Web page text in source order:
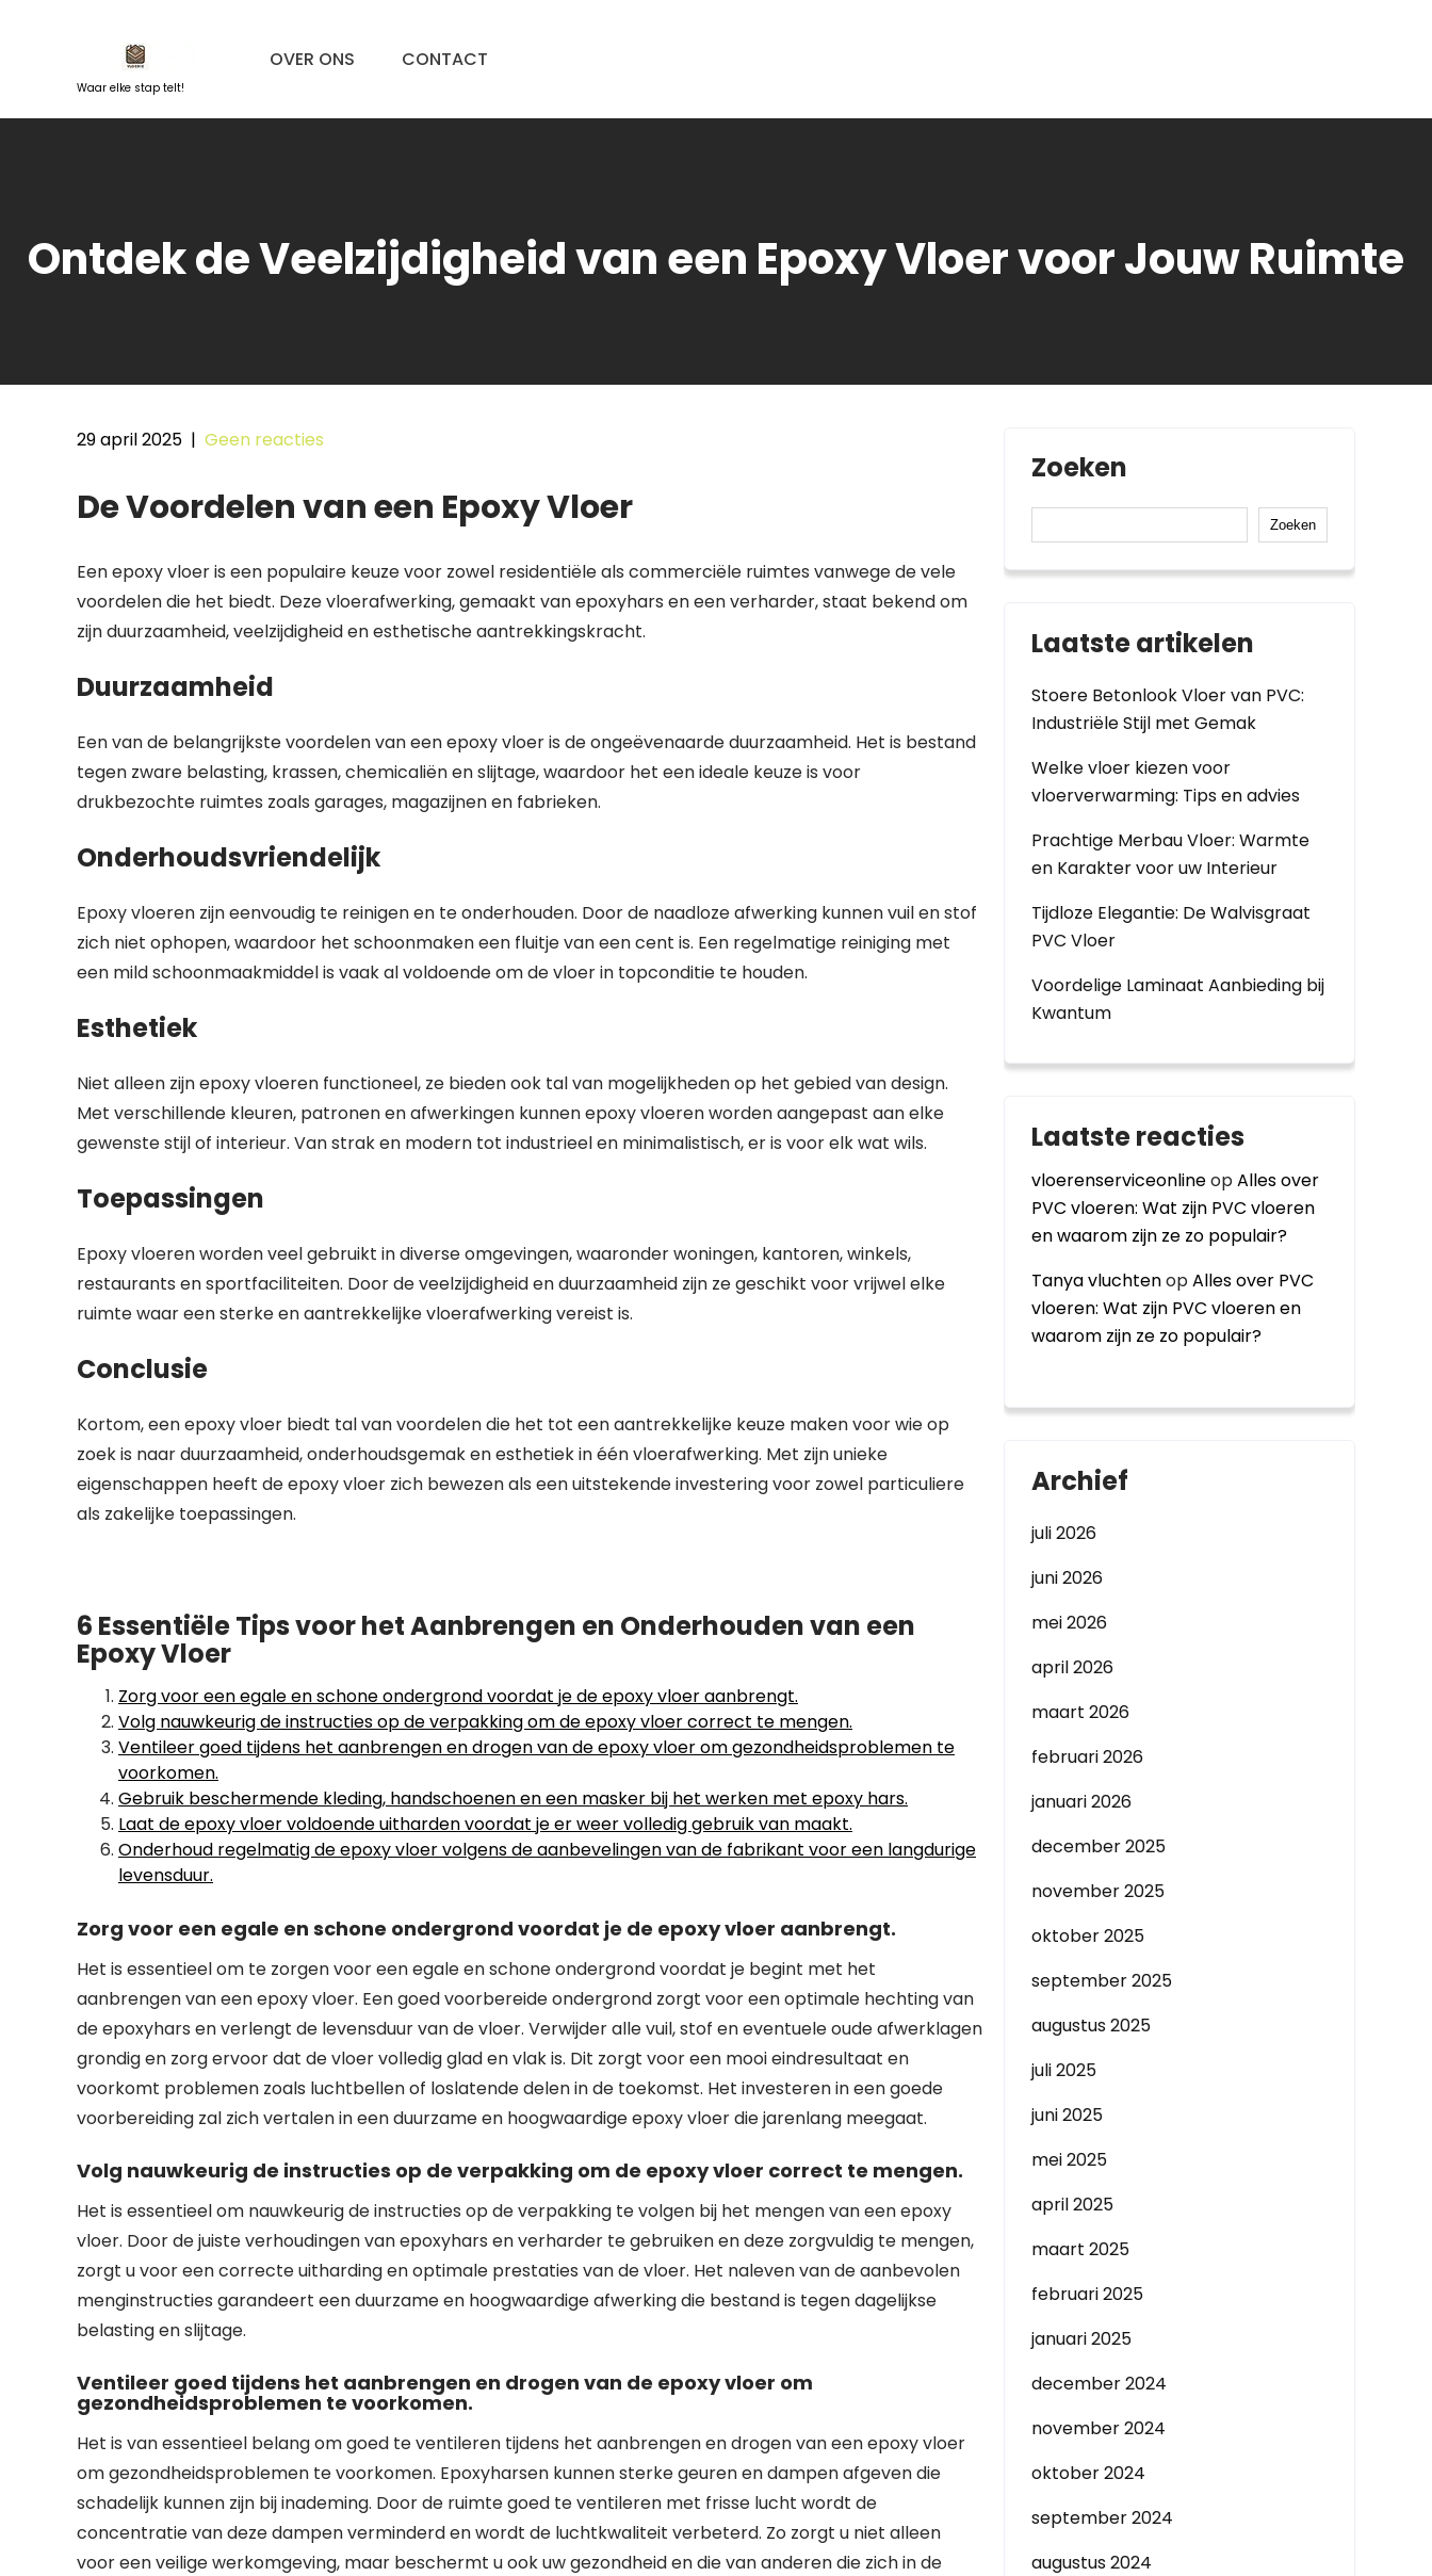
Waar elke stap telt!
OVER ONS CONTACT
Ontdek de Veelzijdigheid van een Epoxy Vloer voor Jouw Ruimte
29 april 2025 | Geen reacties
De Voordelen van een Epoxy Vloer
Een epoxy vloer is een populaire keuze voor zowel residentiële als commerciële ruimtes vanwege de vele
voordelen die het biedt. Deze vloerafwerking, gemaakt van epoxyhars en een verharder, staat bekend om
zijn duurzaamheid, veelzijdigheid en esthetische aantrekkingskracht.
Duurzaamheid
Een van de belangrijkste voordelen van een epoxy vloer is de ongeëvenaarde duurzaamheid. Het is bestand
tegen zware belasting, krassen, chemicaliën en slijtage, waardoor het een ideale keuze is voor
drukbezochte ruimtes zoals garages, magazijnen en fabrieken.
Onderhoudsvriendelijk
Epoxy vloeren zijn eenvoudig te reinigen en te onderhouden. Door de naadloze afwerking kunnen vuil en stof
zich niet ophopen, waardoor het schoonmaken een fluitje van een cent is. Een regelmatige reiniging met
een mild schoonmaakmiddel is vaak al voldoende om de vloer in topconditie te houden.
Esthetiek
Niet alleen zijn epoxy vloeren functioneel, ze bieden ook tal van mogelijkheden op het gebied van design.
Met verschillende kleuren, patronen en afwerkingen kunnen epoxy vloeren worden aangepast aan elke
gewenste stijl of interieur. Van strak en modern tot industrieel en minimalistisch, er is voor elk wat wils.
Toepassingen
Epoxy vloeren worden veel gebruikt in diverse omgevingen, waaronder woningen, kantoren, winkels,
restaurants en sportfaciliteiten. Door de veelzijdigheid en duurzaamheid zijn ze geschikt voor vrijwel elke
ruimte waar een sterke en aantrekkelijke vloerafwerking vereist is.
Conclusie
Kortom, een epoxy vloer biedt tal van voordelen die het tot een aantrekkelijke keuze maken voor wie op
zoek is naar duurzaamheid, onderhoudsgemak en esthetiek in één vloerafwerking. Met zijn unieke
eigenschappen heeft de epoxy vloer zich bewezen als een uitstekende investering voor zowel particuliere
als zakelijke toepassingen.
6 Essentiële Tips voor het Aanbrengen en Onderhouden van een
Epoxy Vloer
Zorg voor een egale en schone ondergrond voordat je de epoxy vloer aanbrengt.
Volg nauwkeurig de instructies op de verpakking om de epoxy vloer correct te mengen.
Ventileer goed tijdens het aanbrengen en drogen van de epoxy vloer om gezondheidsproblemen te
voorkomen.
Gebruik beschermende kleding, handschoenen en een masker bij het werken met epoxy hars.
Laat de epoxy vloer voldoende uitharden voordat je er weer volledig gebruik van maakt.
Onderhoud regelmatig de epoxy vloer volgens de aanbevelingen van de fabrikant voor een langdurige
levensduur.
Zorg voor een egale en schone ondergrond voordat je de epoxy vloer aanbrengt.
Het is essentieel om te zorgen voor een egale en schone ondergrond voordat je begint met het
aanbrengen van een epoxy vloer. Een goed voorbereide ondergrond zorgt voor een optimale hechting van
de epoxyhars en verlengt de levensduur van de vloer. Verwijder alle vuil, stof en eventuele oude afwerklagen
grondig en zorg ervoor dat de vloer volledig glad en vlak is. Dit zorgt voor een mooi eindresultaat en
voorkomt problemen zoals luchtbellen of loslatende delen in de toekomst. Het investeren in een goede
voorbereiding zal zich vertalen in een duurzame en hoogwaardige epoxy vloer die jarenlang meegaat.
Volg nauwkeurig de instructies op de verpakking om de epoxy vloer correct te mengen.
Het is essentieel om nauwkeurig de instructies op de verpakking te volgen bij het mengen van een epoxy
vloer. Door de juiste verhoudingen van epoxyhars en verharder te gebruiken en deze zorgvuldig te mengen,
zorgt u voor een correcte uitharding en optimale prestaties van de vloer. Het naleven van de aanbevolen
menginstructies garandeert een duurzame en hoogwaardige afwerking die bestand is tegen dagelijkse
belasting en slijtage.
Ventileer goed tijdens het aanbrengen en drogen van de epoxy vloer om
gezondheidsproblemen te voorkomen.
Het is van essentieel belang om goed te ventileren tijdens het aanbrengen en drogen van een epoxy vloer
om gezondheidsproblemen te voorkomen. Epoxyharsen kunnen sterke geuren en dampen afgeven die
schadelijk kunnen zijn bij inademing. Door de ruimte goed te ventileren met frisse lucht wordt de
concentratie van deze dampen verminderd en wordt de luchtkwaliteit verbeterd. Zo zorgt u niet alleen
voor een veilige werkomgeving, maar beschermt u ook uw gezondheid en die van anderen die zich in de
Zoeken
Zoeken
Laatste artikelen
Stoere Betonlook Vloer van PVC:
Industriële Stijl met Gemak
Welke vloer kiezen voor
vloerverwarming: Tips en advies
Prachtige Merbau Vloer: Warmte
en Karakter voor uw Interieur
Tijdloze Elegantie: De Walvisgraat
PVC Vloer
Voordelige Laminaat Aanbieding bij
Kwantum
Laatste reacties
vloerenserviceonlineopAlles over
PVC vloeren: Wat zijn PVC vloeren
en waarom zijn ze zo populair?
Tanya vluchtenopAlles over PVC
vloeren: Wat zijn PVC vloeren en
waarom zijn ze zo populair?
Archief
juli 2026
juni 2026
mei 2026
april 2026
maart 2026
februari 2026
januari 2026
december 2025
november 2025
oktober 2025
september 2025
augustus 2025
juli 2025
juni 2025
mei 2025
april 2025
maart 2025
februari 2025
januari 2025
december 2024
november 2024
oktober 2024
september 2024
augustus 2024